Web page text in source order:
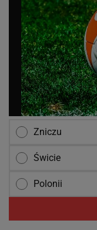
Zniczu
Świcie
Polonii